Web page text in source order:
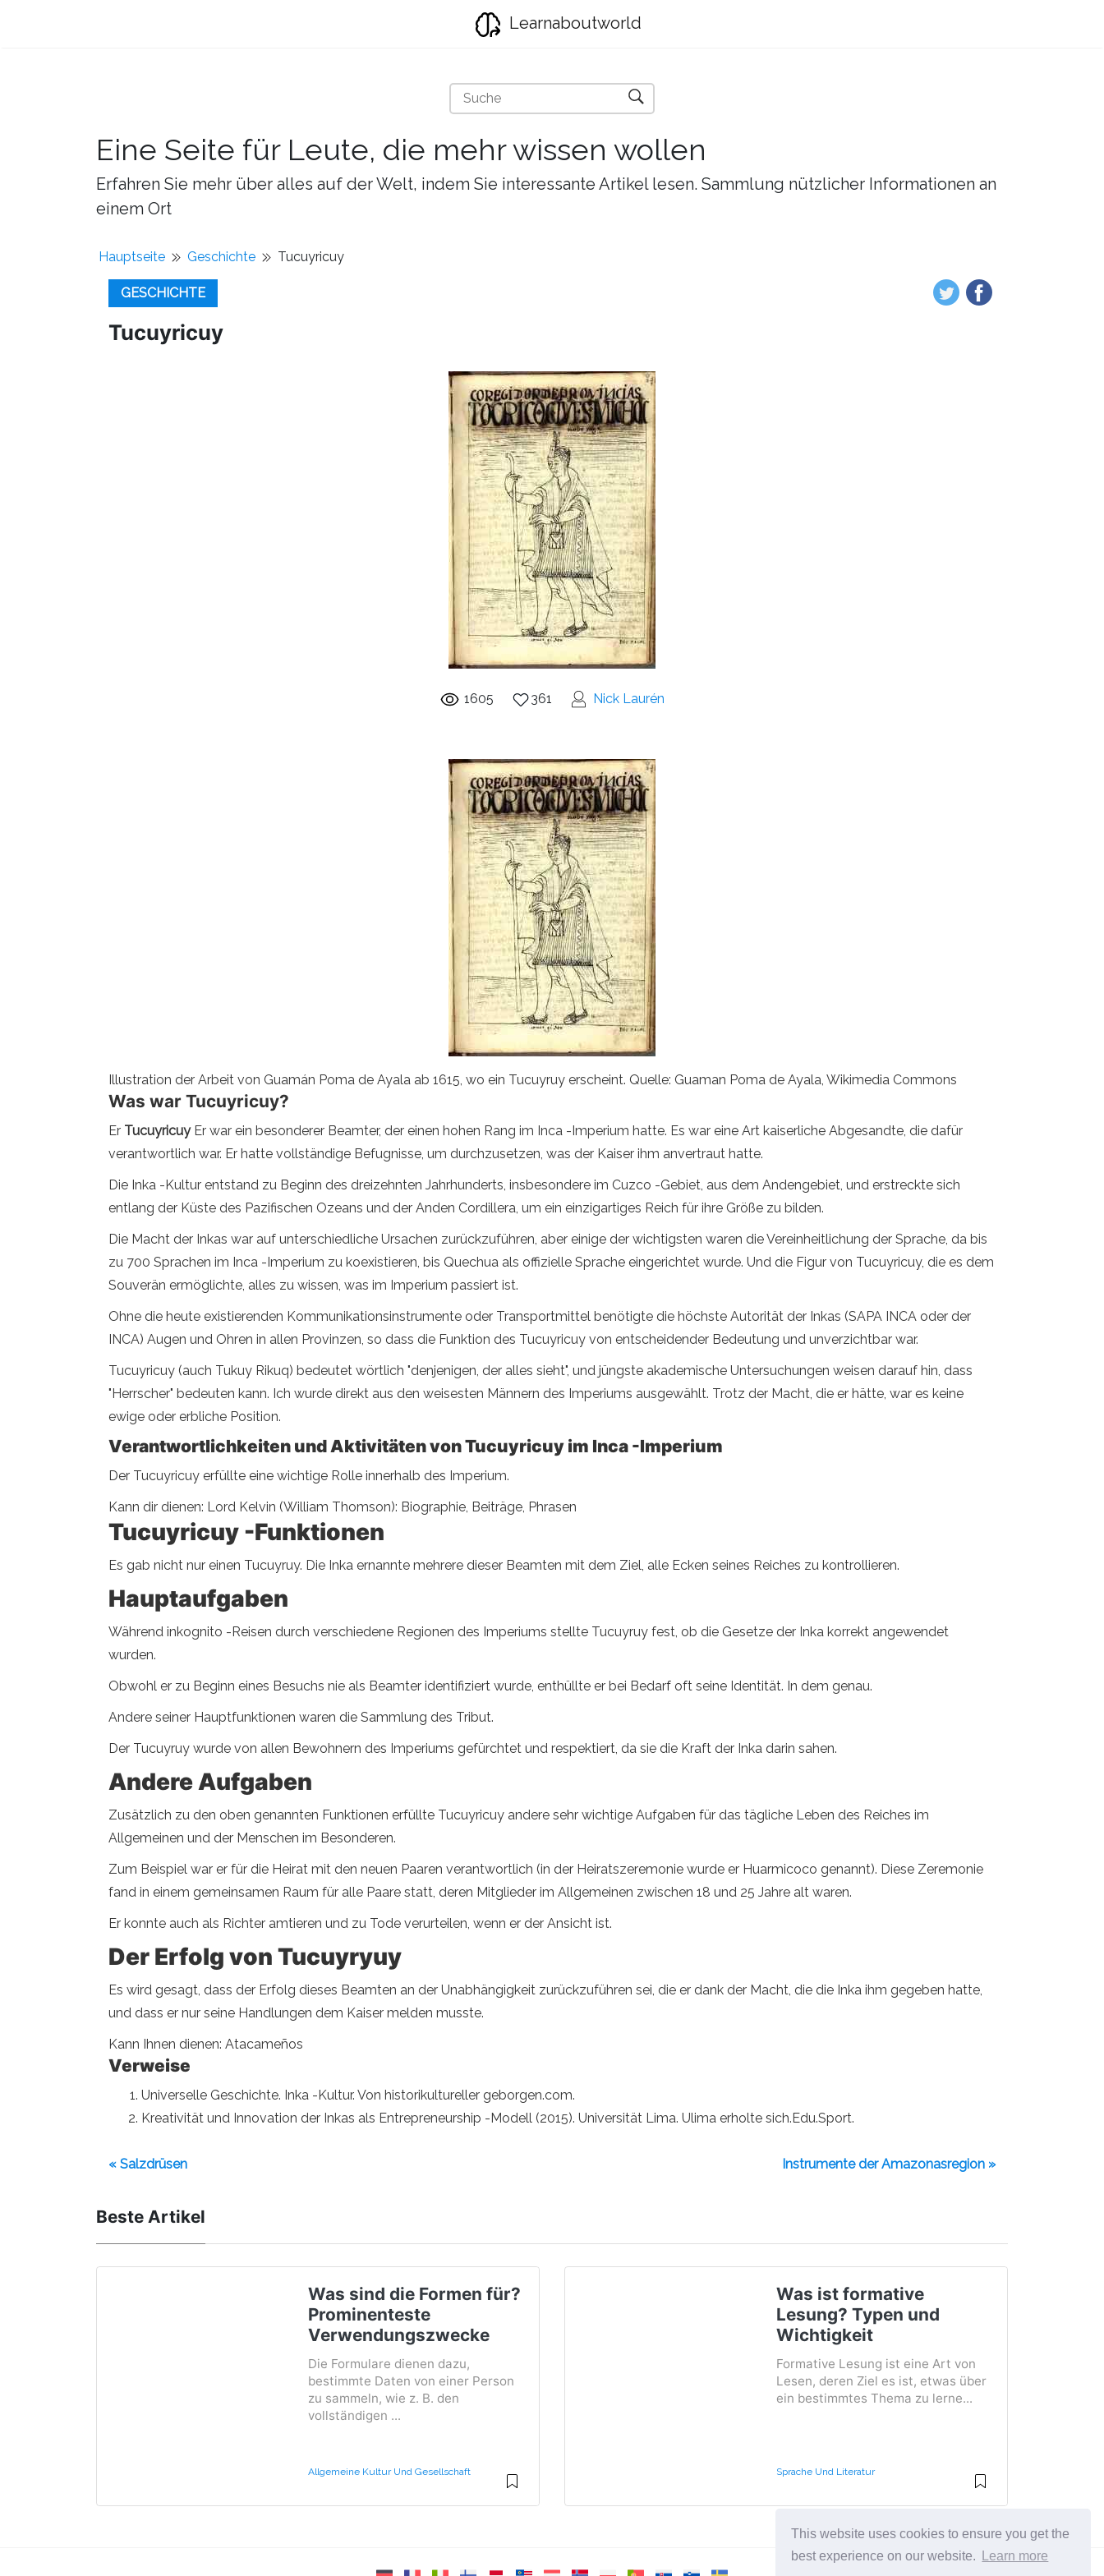
This website uses cookies to ensure you get the
best experience on our website.
Learn more
Learnaboutworld
Eine Seite für Leute, die mehr wissen wollen
Erfahren Sie mehr über alles auf der Welt, indem Sie interessante Artikel lesen. Sammlung nützlicher Informationen an
einem Ort
Hauptseite Geschichte Tucuyricuy
GESCHICHTE
Tucuyricuy
1605 361 Nick Laurén
Illustration der Arbeit von Guamán Poma de Ayala ab 1615, wo ein Tucuyruy erscheint. Quelle: Guaman Poma de Ayala, Wikimedia Commons
Was war Tucuyricuy?
Er TucuyricuyEr war ein besonderer Beamter, der einen hohen Rang im Inca -Imperium hatte. Es war eine Art kaiserliche Abgesandte, die dafür
verantwortlich war. Er hatte vollständige Befugnisse, um durchzusetzen, was der Kaiser ihm anvertraut hatte.
Die Inka -Kultur entstand zu Beginn des dreizehnten Jahrhunderts, insbesondere im Cuzco -Gebiet, aus dem Andengebiet, und erstreckte sich
entlang der Küste des Pazifischen Ozeans und der Anden Cordillera, um ein einzigartiges Reich für ihre Größe zu bilden.
Die Macht der Inkas war auf unterschiedliche Ursachen zurückzuführen, aber einige der wichtigsten waren die Vereinheitlichung der Sprache, da bis
zu 700 Sprachen im Inca -Imperium zu koexistieren, bis Quechua als offizielle Sprache eingerichtet wurde. Und die Figur von Tucuyricuy, die es dem
Souverän ermöglichte, alles zu wissen, was im Imperium passiert ist.
Ohne die heute existierenden Kommunikationsinstrumente oder Transportmittel benötigte die höchste Autorität der Inkas (SAPA INCA oder der
INCA) Augen und Ohren in allen Provinzen, so dass die Funktion des Tucuyricuy von entscheidender Bedeutung und unverzichtbar war.
Tucuyricuy (auch Tukuy Rikuq) bedeutet wörtlich "denjenigen, der alles sieht", und jüngste akademische Untersuchungen weisen darauf hin, dass
"Herrscher" bedeuten kann. Ich wurde direkt aus den weisesten Männern des Imperiums ausgewählt. Trotz der Macht, die er hätte, war es keine
ewige oder erbliche Position.
Verantwortlichkeiten und Aktivitäten von Tucuyricuy im Inca -Imperium
Der Tucuyricuy erfüllte eine wichtige Rolle innerhalb des Imperium.
Kann dir dienen: Lord Kelvin (William Thomson): Biographie, Beiträge, Phrasen
Tucuyricuy -Funktionen
Es gab nicht nur einen Tucuyruy. Die Inka ernannte mehrere dieser Beamten mit dem Ziel, alle Ecken seines Reiches zu kontrollieren.
Hauptaufgaben
Während inkognito -Reisen durch verschiedene Regionen des Imperiums stellte Tucuyruy fest, ob die Gesetze der Inka korrekt angewendet
wurden.
Obwohl er zu Beginn eines Besuchs nie als Beamter identifiziert wurde, enthüllte er bei Bedarf oft seine Identität. In dem genau.
Andere seiner Hauptfunktionen waren die Sammlung des Tribut.
Der Tucuyruy wurde von allen Bewohnern des Imperiums gefürchtet und respektiert, da sie die Kraft der Inka darin sahen.
Andere Aufgaben
Zusätzlich zu den oben genannten Funktionen erfüllte Tucuyricuy andere sehr wichtige Aufgaben für das tägliche Leben des Reiches im
Allgemeinen und der Menschen im Besonderen.
Zum Beispiel war er für die Heirat mit den neuen Paaren verantwortlich (in der Heiratszeremonie wurde er Huarmicoco genannt). Diese Zeremonie
fand in einem gemeinsamen Raum für alle Paare statt, deren Mitglieder im Allgemeinen zwischen 18 und 25 Jahre alt waren.
Er konnte auch als Richter amtieren und zu Tode verurteilen, wenn er der Ansicht ist.
Der Erfolg von Tucuyryuy
Es wird gesagt, dass der Erfolg dieses Beamten an der Unabhängigkeit zurückzuführen sei, die er dank der Macht, die die Inka ihm gegeben hatte,
und dass er nur seine Handlungen dem Kaiser melden musste.
Kann Ihnen dienen: Atacameños
Verweise
Universelle Geschichte. Inka -Kultur. Von historikultureller geborgen.com.
Kreativität und Innovation der Inkas als Entrepreneurship -Modell (2015). Universität Lima. Ulima erholte sich.Edu.Sport.
« Salzdrüsen Instrumente der Amazonasregion »
Beste Artikel
Was sind die Formen für?
Prominenteste
Verwendungszwecke
Die Formulare dienen dazu,
bestimmte Daten von einer Person
zu sammeln, wie z. B. den
vollständigen ...
Allgemeine Kultur Und Gesellschaft
Was ist formative
Lesung? Typen und
Wichtigkeit
Formative Lesung ist eine Art von
Lesen, deren Ziel es ist, etwas über
ein bestimmtes Thema zu lerne...
Sprache Und Literatur